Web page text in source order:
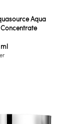
Aqua